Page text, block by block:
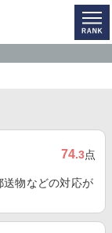
74.3点
物などの対応が